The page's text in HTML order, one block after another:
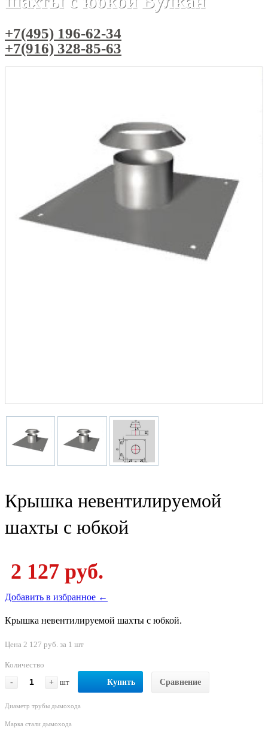
+7(495) 196-62-34
+7(916) 328-85-63
Крышка невентилируемой
шахты с юбкой
2 127 руб.
Добавить в избранное ←
Крышка невентилируемой шахты с юбкой.
Цена 2 127 руб. за 1 шт
Количество
-
+ шт Купить Сравнение
Диаметр трубы дымохода
Марка стали дымохода